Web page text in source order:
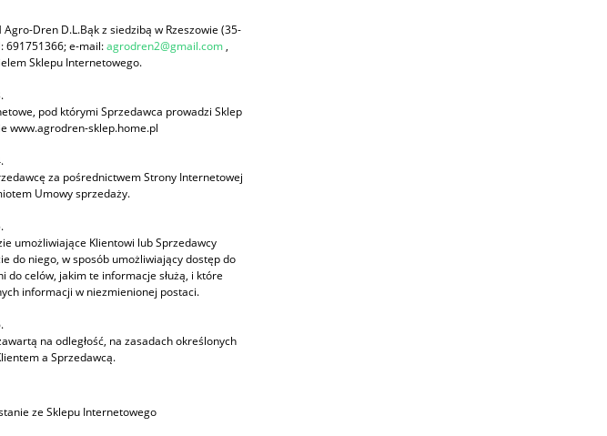
Dren D.L.Bąk z siedzibą w Rzeszowie (35-
691751366; e-mail:agrodren2@gmail.com,
Sklepu Internetowego.
pod którymi Sprzedawca prowadzi Sklep
www.agrodren-sklep.home.pl
za pośrednictwem Strony Internetowej
Umowy sprzedaży.
umożliwiające Klientowi lub Sprzedawcy
do niego, w sposób umożliwiający dostęp do
do celów, jakim te informacje służą, i które
informacji w niezmienionej postaci.
na odległość, na zasadach określonych
a Sprzedawcą.
ze Sklepu Internetowego